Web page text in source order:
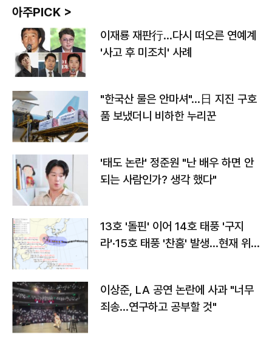
아주PICK >
이재룡 재판行…다시 떠오른 연예계
'사고 후 미조치' 사례
"한국산 물은 안마셔"…日 지진 구호
품 보냈더니 비하한 누리꾼
'태도 논란' 정준원 "난 배우 하면 안
되는 사람인가? 생각 했다"
13호 '돌핀' 이어 14호 태풍 '구지
라'·15호 태풍 '찬홈' 발생…현재 위
이상준, LA 공연 논란에 사과 "너무
죄송…연구하고 공부할 것"